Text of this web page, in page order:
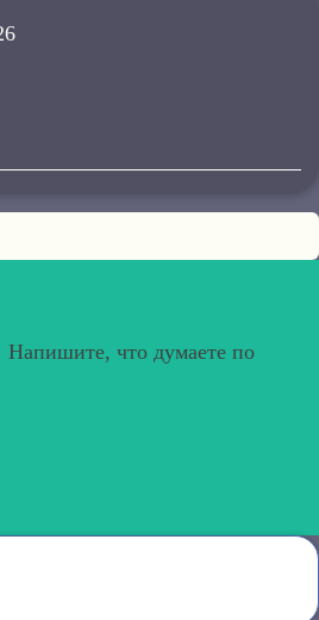
Напишите, что думаете по